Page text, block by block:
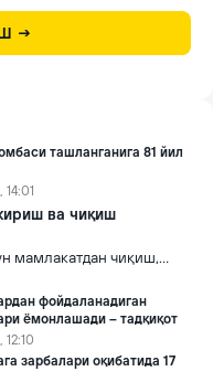
→
ташланганига 81 йил
ва чиқиш
мамлакатдан чиқиш,
бўйича янги
фойдаланадиган
ёмонлашади – тадқиқот
зарбалари оқибатида 17